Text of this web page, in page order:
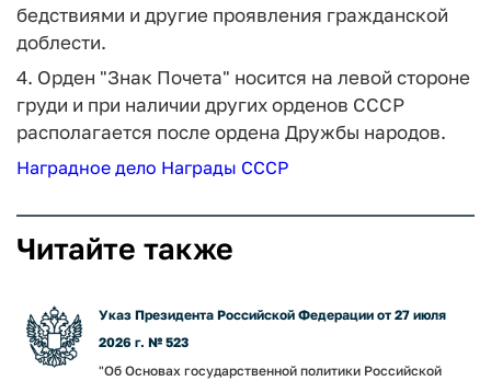
бедствиями и другие проявления гражданской
доблести.
4. Орден "Знак Почета" носится на левой стороне
груди и при наличии других орденов СССР
располагается после ордена Дружбы народов.
Наградное дело Награды СССР
Читайте также
Указ Президента Российской Федерации от 27 июля
2026 г. № 523
"Об Основах государственной политики Российской